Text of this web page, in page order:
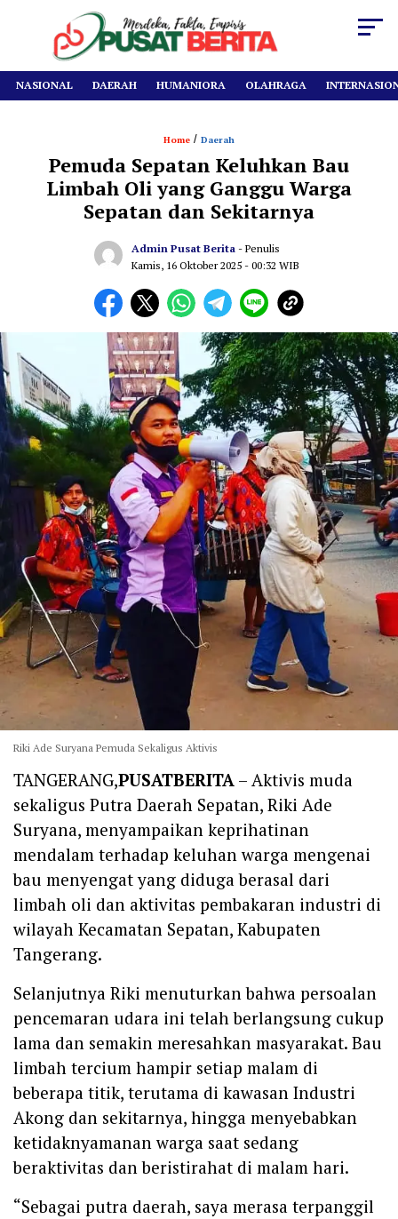
NASIONAL DAERAH HUMANIORA OLAHRAGA
Home / Daerah
‎Pemuda Sepatan Keluhkan Bau
Limbah Oli yang Ganggu Warga
Sepatan dan Sekitarnya
Admin Pusat Berita - Penulis
Kamis, 16 Oktober 2025 - 00:32 WIB
Riki Ade Suryana Pemuda Sekaligus Aktivis
TANGERANG,PUSATBERITA – ‎Aktivis muda
sekaligus Putra Daerah Sepatan, Riki Ade
Suryana, menyampaikan keprihatinan
mendalam terhadap keluhan warga mengenai
bau menyengat yang diduga berasal dari
limbah oli dan aktivitas pembakaran industri di
wilayah Kecamatan Sepatan, Kabupaten
Tangerang.
‎Selanjutnya Riki menuturkan bahwa persoalan
pencemaran udara ini telah berlangsung cukup
lama dan semakin meresahkan masyarakat. Bau
limbah tercium hampir setiap malam di
beberapa titik, terutama di kawasan Industri
Akong dan sekitarnya, hingga menyebabkan
ketidaknyamanan warga saat sedang
beraktivitas dan beristirahat di malam hari.
‎‎“Sebagai putra daerah, saya merasa terpanggil